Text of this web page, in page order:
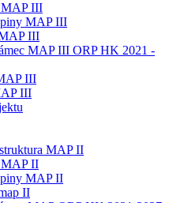
III
MAP III
III
MAP III ORP HK 2021 -
III
III
MAP II
II
MAP II
II